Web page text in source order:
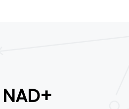
NAD+